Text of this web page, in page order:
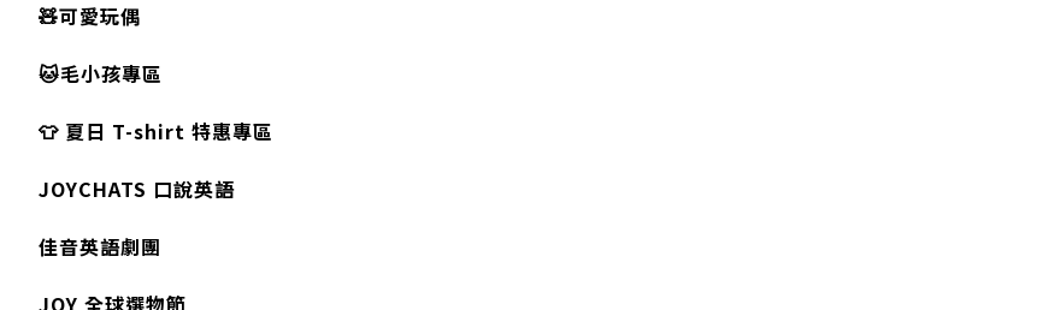
🧸可愛玩偶
🐱毛小孩專區
👕 夏日 T-shirt 特惠專區
JOYCHATS 口說英語
佳音英語劇團
JOY 全球選物節